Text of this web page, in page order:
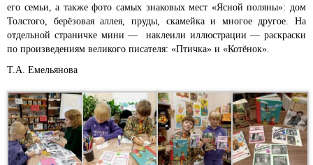
его семьи, а также фото самых знаковых мест «Ясной поляны»: дом
Толстого, берёзовая аллея, пруды, скамейка и многое другое. На
отдельной страничке мини — наклеили иллюстрации — раскраски
по произведениям великого писателя: «Птичка» и «Котёнок».
Т.А. Емельянова